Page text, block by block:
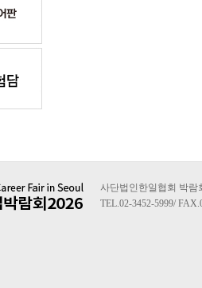
사단법인한일협회 박람
TEL.02-3452-5999/